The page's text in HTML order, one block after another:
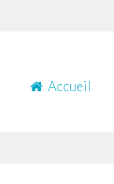
Accueil